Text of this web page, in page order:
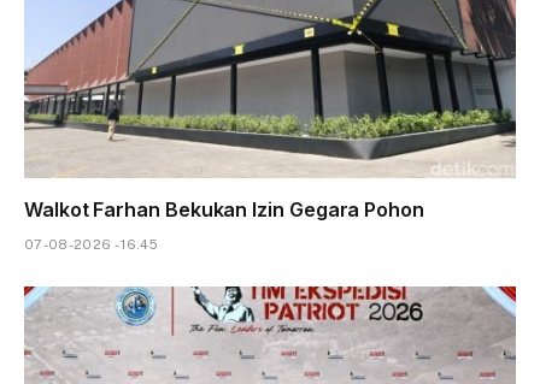
Walkot Farhan Bekukan Izin Gegara Pohon
07-08-2026 - 16.45